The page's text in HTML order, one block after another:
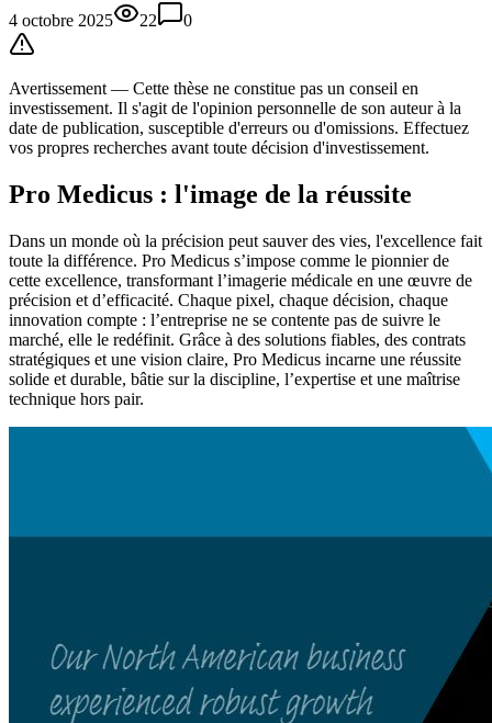
4 octobre 2025
22 0
Avertissement — Cette thèse ne constitue pas un conseil en
investissement. Il s'agit de l'opinion personnelle de son auteur à la
date de publication, susceptible d'erreurs ou d'omissions. Effectuez
vos propres recherches avant toute décision d'investissement.
Pro Medicus : l'image de la réussite
Dans un monde où la précision peut sauver des vies, l'excellence fait
toute la différence. Pro Medicus s’impose comme le pionnier de
cette excellence, transformant l’imagerie médicale en une œuvre de
précision et d’efficacité. Chaque pixel, chaque décision, chaque
innovation compte : l’entreprise ne se contente pas de suivre le
marché, elle le redéfinit. Grâce à des solutions fiables, des contrats
stratégiques et une vision claire, Pro Medicus incarne une réussite
solide et durable, bâtie sur la discipline, l’expertise et une maîtrise
technique hors pair.